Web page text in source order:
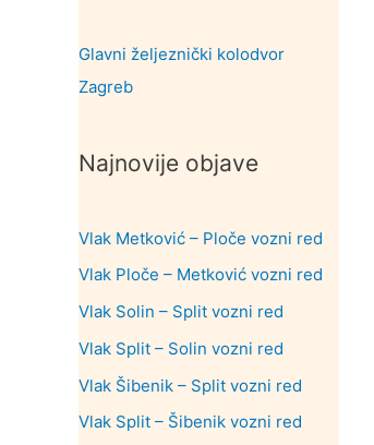
Glavni željeznički kolodvor
Zagreb
Najnovije objave
Vlak Metković – Ploče vozni red
Vlak Ploče – Metković vozni red
Vlak Solin – Split vozni red
Vlak Split – Solin vozni red
Vlak Šibenik – Split vozni red
Vlak Split – Šibenik vozni red